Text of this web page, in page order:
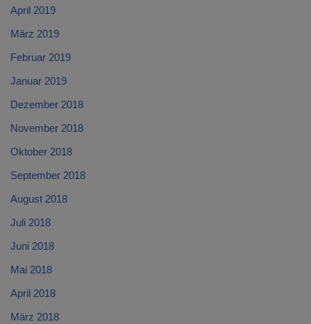
April 2019
März 2019
Februar 2019
Januar 2019
Dezember 2018
November 2018
Oktober 2018
September 2018
August 2018
Juli 2018
Juni 2018
Mai 2018
April 2018
März 2018